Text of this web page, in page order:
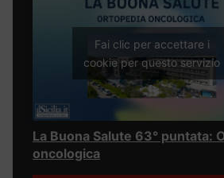
Fai clic per accettare i
cookie per questo servizio
La Buona Salute 63° puntata:
oncologica